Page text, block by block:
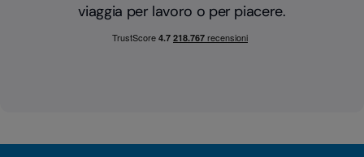
viaggia per lavoro o per piacere.